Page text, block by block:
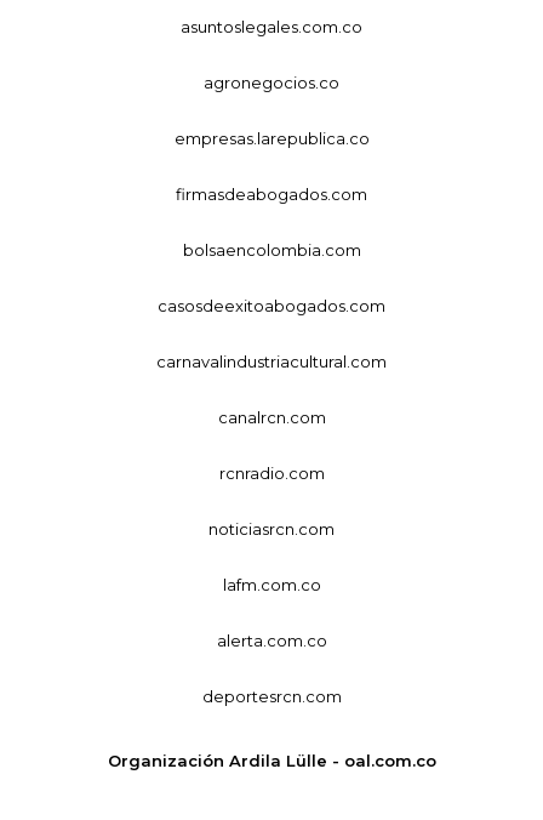
asuntoslegales.com.co
agronegocios.co
empresas.larepublica.co
firmasdeabogados.com
bolsaencolombia.com
casosdeexitoabogados.com
carnavalindustriacultural.com
canalrcn.com
rcnradio.com
noticiasrcn.com
lafm.com.co
alerta.com.co
deportesrcn.com
Organización Ardila Lülle - oal.com.co